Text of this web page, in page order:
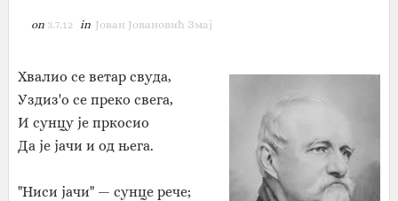
on 3.7.12 in Јован Јовановић Змај
Хвалио се ветар свуда,
Уздиз'о се преко свега,
И сунцу је пркосио
Да је јачи и од њега.
"Ниси јачи" — сунце рече;